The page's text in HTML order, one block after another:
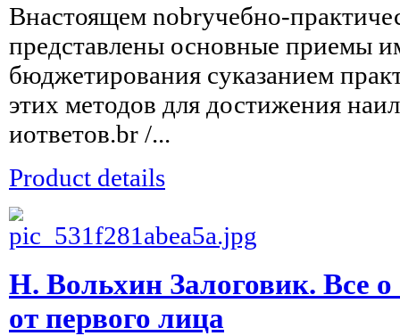
Внастоящем nobrучебно-
представлены основные приемы
бюджетирования суказанием
этих методов для достижения
иответов.br /...
Product details
Н. Вольхин Залоговик. Все о
от первого лица